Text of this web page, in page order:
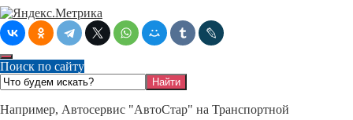
Поиск по сайту
Например, Автосервис "АвтоСтар" на Транспортной